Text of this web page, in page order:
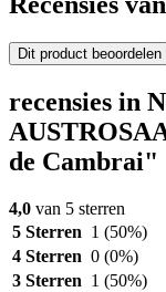
Dit product beoordelen
recensies in
de Cambrai"
4,0 van 5 sterren
5 Sterren 1 (50%)
4 Sterren 0 (0%)
3 Sterren 1 (50%)